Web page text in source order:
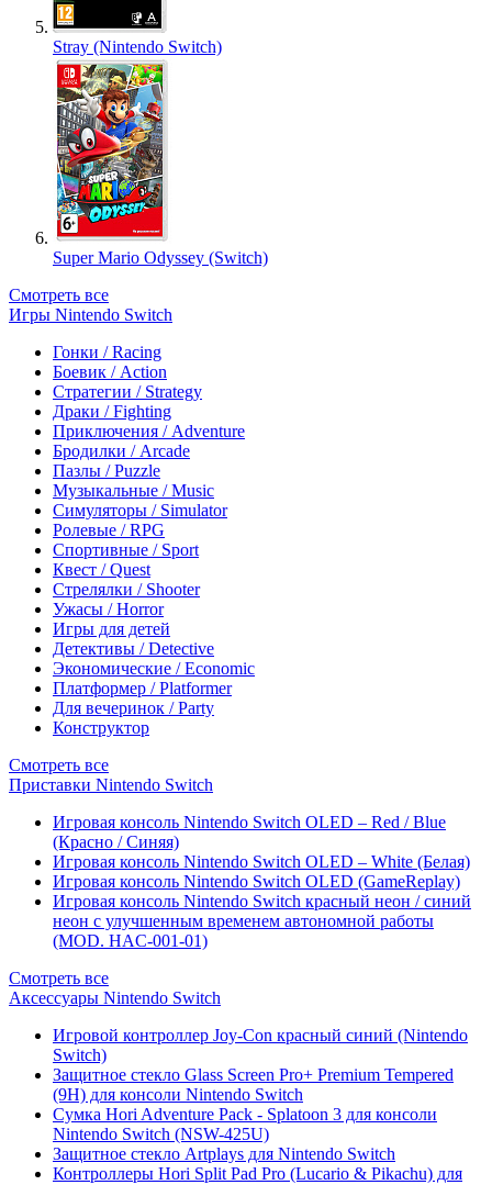
Stray (Nintendo Switch)
Super Mario Odyssey (Switch)
Смотреть все
Игры Nintendo Switch
Гонки / Racing
Боевик / Action
Стратегии / Strategy
Драки / Fighting
Приключения / Adventure
Бродилки / Arcade
Пазлы / Puzzle
Музыкальные / Music
Симуляторы / Simulator
Ролевые / RPG
Спортивные / Sport
Квест / Quest
Стрелялки / Shooter
Ужасы / Horror
Игры для детей
Детективы / Detective
Экономические / Economic
Платформер / Platformer
Для вечеринок / Party
Конструктор
Смотреть все
Приставки Nintendo Switch
Игровая консоль Nintendo Switch OLED – Red / Blue
(Красно / Синяя)
Игровая консоль Nintendo Switch OLED – White (Белая)
Игровая консоль Nintendo Switch OLED (GameReplay)
Игровая консоль Nintendo Switch красный неон / синий
неон с улучшенным временем автономной работы
(MOD. HAC-001-01)
Смотреть все
Аксессуары Nintendo Switch
Игровой контроллер Joy-Con красный синий (Nintendo
Switch)
Защитное стекло Glass Screen Pro+ Premium Tempered
(9H) для консоли Nintendo Switch
Сумка Hori Adventure Pack - Splatoon 3 для консоли
Nintendo Switch (NSW-425U)
Защитное стекло Artplays для Nintendo Switch
Контроллеры Hori Split Pad Pro (Lucario & Pikachu) для